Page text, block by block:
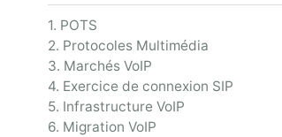
1. POTS
2. Protocoles Multimédia
3. Marchés VoIP
4. Exercice de connexion SIP
5. Infrastructure VoIP
6. Migration VoIP